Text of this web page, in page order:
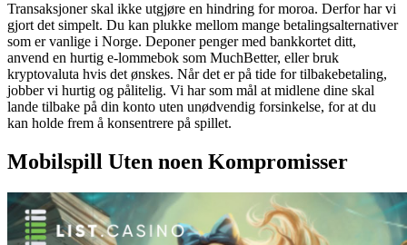
Transaksjoner skal ikke utgjøre en hindring for moroa. Derfor har vi
gjort det simpelt. Du kan plukke mellom mange betalingsalternativer
som er vanlige i Norge. Deponer penger med bankkortet ditt,
anvend en hurtig e-lommebok som MuchBetter, eller bruk
kryptovaluta hvis det ønskes. Når det er på tide for tilbakebetaling,
jobber vi hurtig og pålitelig. Vi har som mål at midlene dine skal
lande tilbake på din konto uten unødvendig forsinkelse, for at du
kan holde frem å konsentrere på spillet.
Mobilspill Uten noen Kompromisser